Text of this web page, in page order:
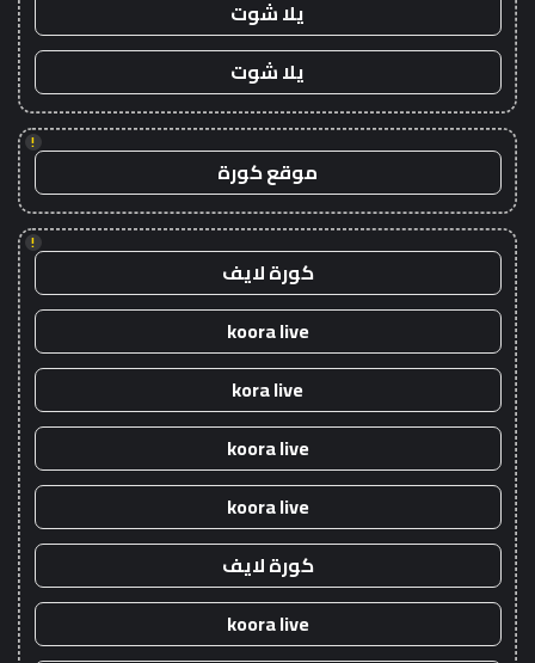
يلا شوت
يلا شوت
!
موقع كورة
!
كورة لايف
koora live
kora live
koora live
koora live
كورة لايف
koora live